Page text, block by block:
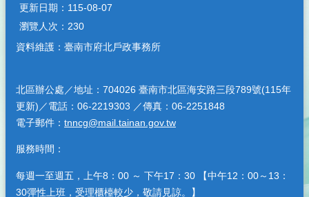
更新日期： 115-08-07
瀏覽人次： 230
資料維護：臺南市府北戶政事務所
北區辦公處／地址：704026 臺南市北區海安路三段789號(115年
更新)／電話：06-2219303 ／傳真：06-2251848
電子郵件： tnncg@mail.tainan.gov.tw
服務時間：
每週一至週五，上午8：00 ～ 下午17：30 【中午12：00～13：
30彈性上班，受理櫃檯較少，敬請見諒。】